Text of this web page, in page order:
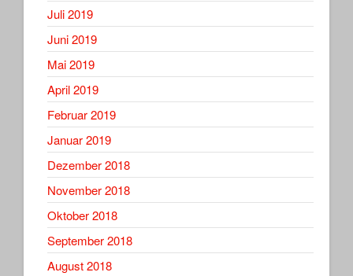
Juli 2019
Juni 2019
Mai 2019
April 2019
Februar 2019
Januar 2019
Dezember 2018
November 2018
Oktober 2018
September 2018
August 2018